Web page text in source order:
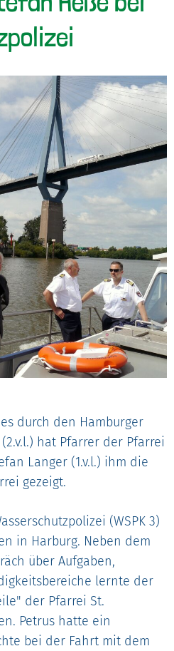
durch den Hamburger
hat Pfarrer der Pfarrei
Langer (1.v.l.) ihm die
gezeigt.
(WSPK 3)
in Harburg. Neben dem
über Aufgaben,
lernte der
der Pfarrei St.
Petrus hatte ein
bei der Fahrt mit dem